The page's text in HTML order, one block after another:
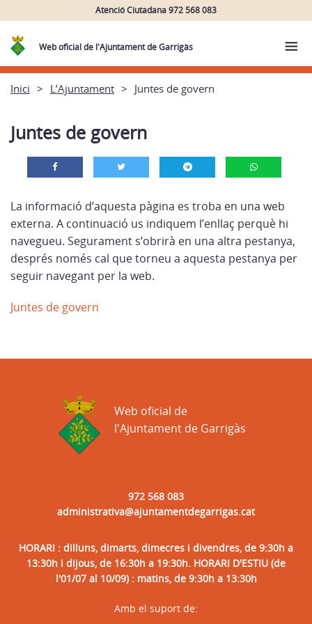
Atenció Ciutadana 972 568 083
Web oficial de l'Ajuntament de Garrigàs
Inici L’Ajuntament Juntes de govern
Juntes de govern
La informació d’aquesta pàgina es troba en una web
externa. A continuació us indiquem l’enllaç perquè hi
navegueu. Segurament s’obrirà en una altra pestanya,
després només cal que torneu a aquesta pestanya per
seguir navegant per la web.
Juntes de govern
972 568 083
administrativa@ajuntamentdegarrigas.cat
HORARI : dilluns, dimarts, dimecres i divendres, de 9:30h a
13:30h i dijous, de 16:30h a 19:30h. HORARI D'ESTIU (de
l'01/07 al 10/09) : matins, de 9:30h a 13:30h
Web oficial de
l'Ajuntament de Garrigàs
Amb el suport de: